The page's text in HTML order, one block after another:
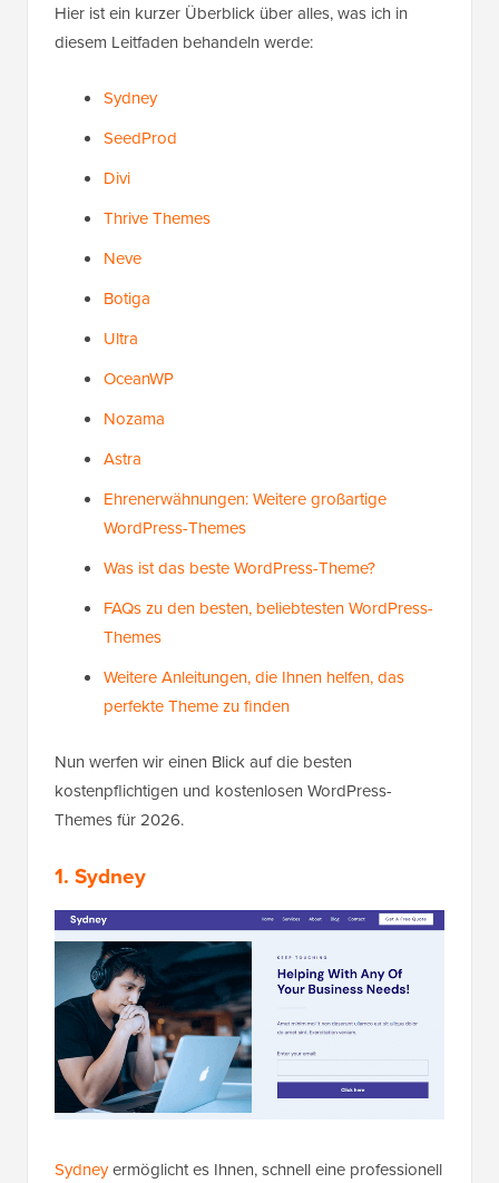
Hier ist ein kurzer Überblick über alles, was ich in
diesem Leitfaden behandeln werde:
Sydney
SeedProd
Divi
Thrive Themes
Neve
Botiga
Ultra
OceanWP
Nozama
Astra
Ehrenerwähnungen: Weitere großartige
WordPress-Themes
Was ist das beste WordPress-Theme?
FAQs zu den besten, beliebtesten WordPress-
Themes
Weitere Anleitungen, die Ihnen helfen, das
perfekte Theme zu finden
Nun werfen wir einen Blick auf die besten
kostenpflichtigen und kostenlosen WordPress-
Themes für 2026.
1. Sydney
Sydneyermöglicht es Ihnen, schnell eine professionell